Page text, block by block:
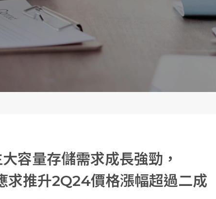
容量存儲需求成長強勁，
推升2Q24價格漲幅超過二成